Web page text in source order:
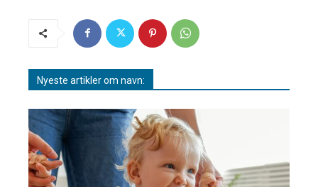
Nyeste artikler om navn: